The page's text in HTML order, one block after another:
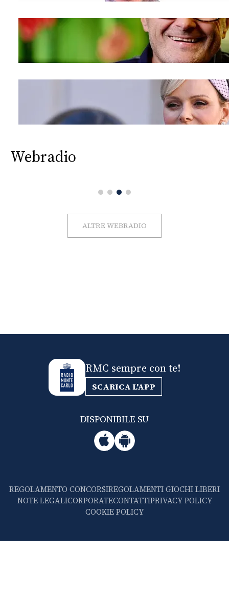
Webradio
ALTRE WEBRADIO
RMC sempre con te!
SCARICA L'APP
DISPONIBILE SU
REGOLAMENTO CONCORSIREGOLAMENTI GIOCHI LIBERI
NOTE LEGALICORPORATECONTATTIPRIVACY POLICY
COOKIE POLICY